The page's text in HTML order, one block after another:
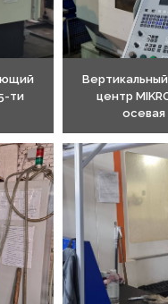
ти
центр
осевая